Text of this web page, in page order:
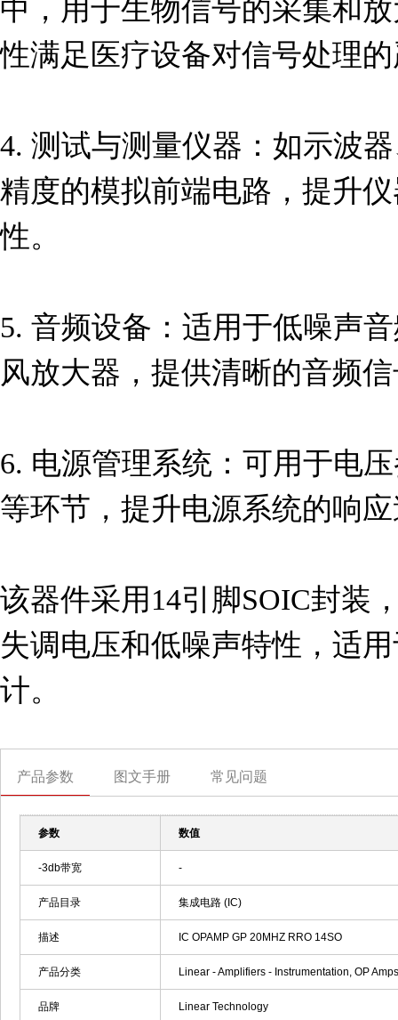
中，用于生物信号的采集和
性满足医疗设备对信号处理
4. 测试与测量仪器：如示波
精度的模拟前端电路，提升
性。
5. 音频设备：适用于低噪声
风放大器，提供清晰的音频
6. 电源管理系统：可用于电
等环节，提升电源系统的响
该器件采用14引脚SOIC封装
失调电压和低噪声特性，适
计。
产品参数 图文手册 常见问题
参数 数值
-3db带宽 -
产品目录 集成电路 (IC)
描述 IC OPAMP GP 20MHZ RRO 14SO
产品分类 Linear - Amplifiers - Instrumentation, OP
品牌 Linear Technology